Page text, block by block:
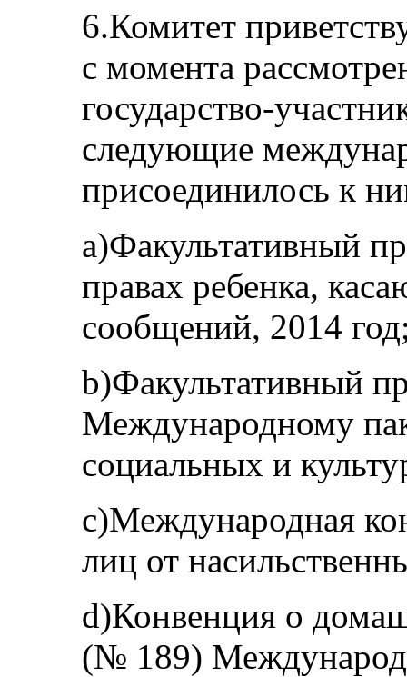
6.Комитет
с момента
государство-
следующие
присоединилось к
a)Факультативный
правах ребенка,
сообщений, 2014
b)Факультативный
Международному
социальных и
c)Международная
лиц от
d)Конвенция о
(№ 189)